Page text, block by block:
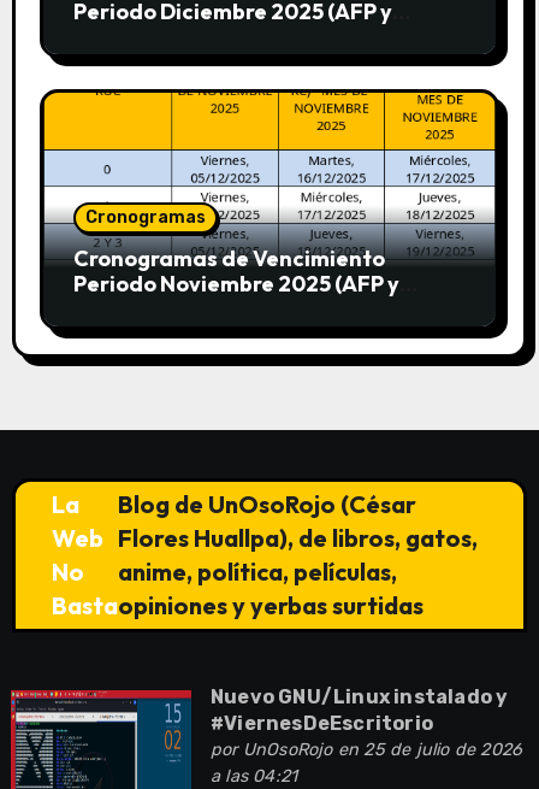
Periodo Diciembre 2025 (AFP y
Cronogramas
Cronogramas de Vencimiento
Periodo Noviembre 2025 (AFP y
La
Web
No
Basta
Blog de UnOsoRojo (César
Flores Huallpa), de libros, gatos,
anime, política, películas,
opiniones y yerbas surtidas
Nuevo GNU/Linux instalado y
#ViernesDeEscritorio
por UnOsoRojoen 25 de julio de 2026
a las 04:21